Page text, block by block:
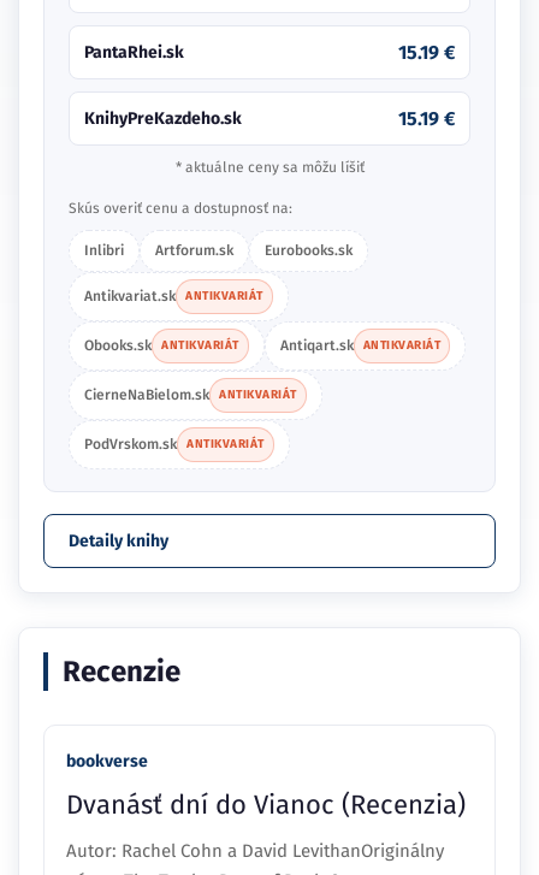
PantaRhei.sk 15.19 €
KnihyPreKazdeho.sk 15.19 €
* aktuálne ceny sa môžu líšiť
Skús overiť cenu a dostupnosť na:
Inlibri Artforum.sk Eurobooks.sk
Antikvariat.sk ANTIKVARIÁT
Obooks.sk ANTIKVARIÁT Antiqart.sk ANTIKVARIÁT
CierneNaBielom.sk ANTIKVARIÁT
PodVrskom.sk ANTIKVARIÁT
Detaily knihy
Recenzie
bookverse
Dvanásť dní do Vianoc (Recenzia)
Autor: Rachel Cohn a David LevithanOriginálny